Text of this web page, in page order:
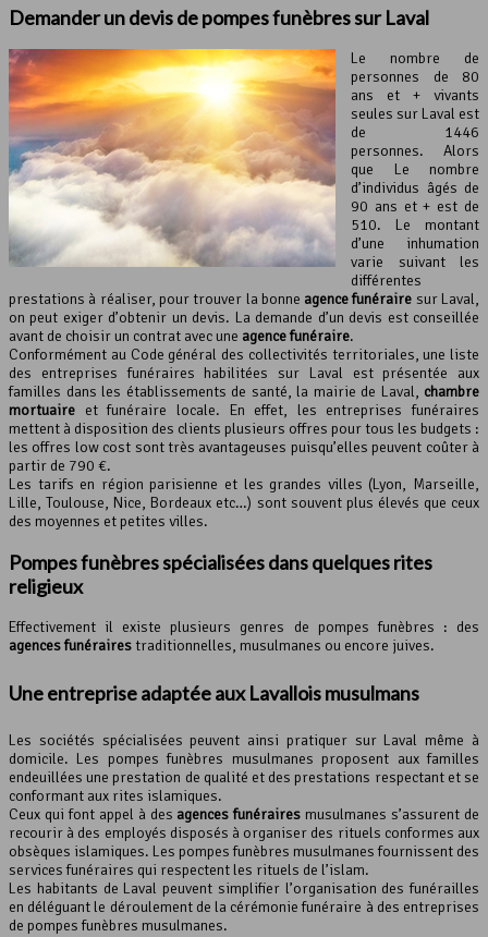
Demander un devis de pompes funèbres sur Laval
Le nombre de
personnes de 80
ans et + vivants
seules sur Laval est
de 1446
personnes. Alors
que Le nombre
d’individus âgés de
90 ans et + est de
510. Le montant
d’une inhumation
varie suivant les
différentes
prestations à réaliser, pour trouver la bonne agence funéraire sur Laval,
on peut exiger d’obtenir un devis. La demande d’un devis est conseillée
avant de choisir un contrat avec une agence funéraire.
Conformément au Code général des collectivités territoriales, une liste
des entreprises funéraires habilitées sur Laval est présentée aux
familles dans les établissements de santé, la mairie de Laval, chambre
mortuaire et funéraire locale. En effet, les entreprises funéraires
mettent à disposition des clients plusieurs offres pour tous les budgets :
les offres low cost sont très avantageuses puisqu’elles peuvent coûter à
partir de 790 €.
Les tarifs en région parisienne et les grandes villes (Lyon, Marseille,
Lille, Toulouse, Nice, Bordeaux etc…) sont souvent plus élevés que ceux
des moyennes et petites villes.
Pompes funèbres spécialisées dans quelques rites
religieux
Effectivement il existe plusieurs genres de pompes funèbres : des
agences funéraires traditionnelles, musulmanes ou encore juives.
Une entreprise adaptée aux Lavallois musulmans
Les sociétés spécialisées peuvent ainsi pratiquer sur Laval même à
domicile. Les pompes funèbres musulmanes proposent aux familles
endeuillées une prestation de qualité et des prestations respectant et se
conformant aux rites islamiques.
Ceux qui font appel à des agences funéraires musulmanes s’assurent de
recourir à des employés disposés à organiser des rituels conformes aux
obsèques islamiques. Les pompes funèbres musulmanes fournissent des
services funéraires qui respectent les rituels de l’islam.
Les habitants de Laval peuvent simplifier l’organisation des funérailles
en déléguant le déroulement de la cérémonie funéraire à des entreprises
de pompes funèbres musulmanes.